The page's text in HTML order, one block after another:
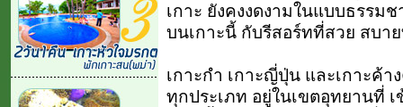
เกาะ ยังคงงดงามในแบบธรรม
บนเกาะนี้ กับรีสอร์ทที่สวย สบา
เกาะกำ เกาะญี่ปุ่น และเกาะค้
ทุกประเภท อยู่ในเขตอุทยานที่